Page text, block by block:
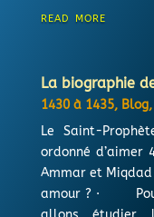
read more
La biographie
1430 à 1435, Blog,
Le Saint-
ordonné d’aimer
Ammar et
amour ? · Pour